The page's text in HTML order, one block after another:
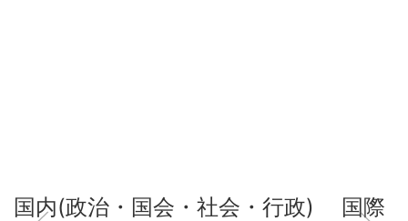
国内(政治・国会・社会・行政) 国際